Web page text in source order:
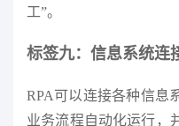
工”。
标签九：信息系统连
RPA可以连接各种信息
业务流程自动化运行，